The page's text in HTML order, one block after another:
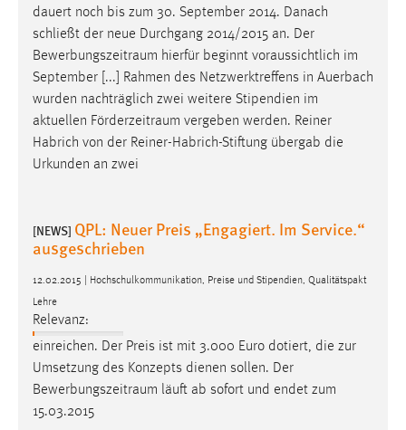
dauert noch bis zum 30. September 2014. Danach
schließt der neue Durchgang 2014/2015 an. Der
Bewerbungszeitraum hierfür beginnt voraussichtlich im
September [...] Rahmen des Netzwerktreffens in Auerbach
wurden nachträglich zwei weitere Stipendien im
aktuellen Förderzeitraum vergeben werden. Reiner
Habrich von der Reiner-Habrich-Stiftung übergab die
Urkunden an zwei
[NEWS] QPL: Neuer Preis „Engagiert. Im Service.“
ausgeschrieben
12.02.2015 | Hochschulkommunikation, Preise und Stipendien, Qualitätspakt
Lehre
Relevanz:
einreichen. Der Preis ist mit 3.000 Euro dotiert, die zur
Umsetzung des Konzepts dienen sollen. Der
Bewerbungszeitraum läuft ab sofort und endet zum
15.03.2015
EXTERNE MEDIEN
Um Inhalte von Videoplattformen und Social Media
Plattformen anzeigen zu können, werden von diesen
externen Medien Cookies gesetzt.
YouTube
Vimeo